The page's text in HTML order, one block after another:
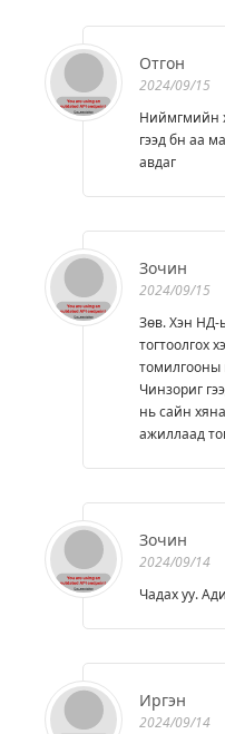
Отгон
2024/09/15
Ниймгмийн
гээд бн аа
авдаг
Зочин
2024/09/15
Зөв. Хэн НД-
тогтоолгох
томилгооны
Чинзориг
нь сайн
ажиллаад
Зочин
2024/09/14
Чадах уу.
Иргэн
2024/09/14